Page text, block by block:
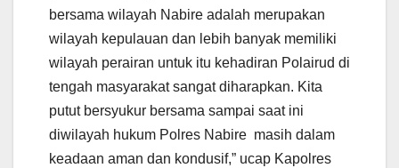
bersama wilayah Nabire adalah merupakan
wilayah kepulauan dan lebih banyak memiliki
wilayah perairan untuk itu kehadiran Polairud di
tengah masyarakat sangat diharapkan. Kita
putut bersyukur bersama sampai saat ini
diwilayah hukum Polres Nabire masih dalam
keadaan aman dan kondusif,” ucap Kapolres